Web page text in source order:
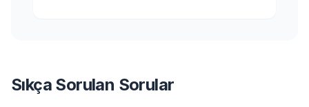
Sıkça Sorulan Sorular